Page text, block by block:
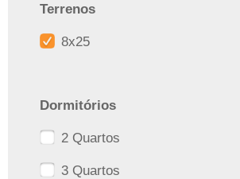
Terrenos
8x25
Dormitórios
2 Quartos
3 Quartos